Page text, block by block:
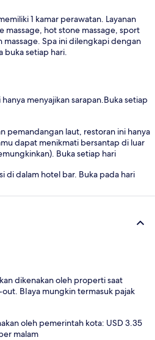
1 kamar perawatan. Layanan
massage, hot stone massage, sport
massage. Spa ini dilengkapi dengan
buka setiap hari.
menyajikan sarapan.Buka setiap
pemandangan laut, restoran ini hanya
dapat menikmati bersantap di luar
Buka setiap hari
di dalam hotel bar. Buka pada hari
dikenakan oleh properti saat
BIaya mungkin termasuk pajak
oleh pemerintah kota: USD 3.35
malam